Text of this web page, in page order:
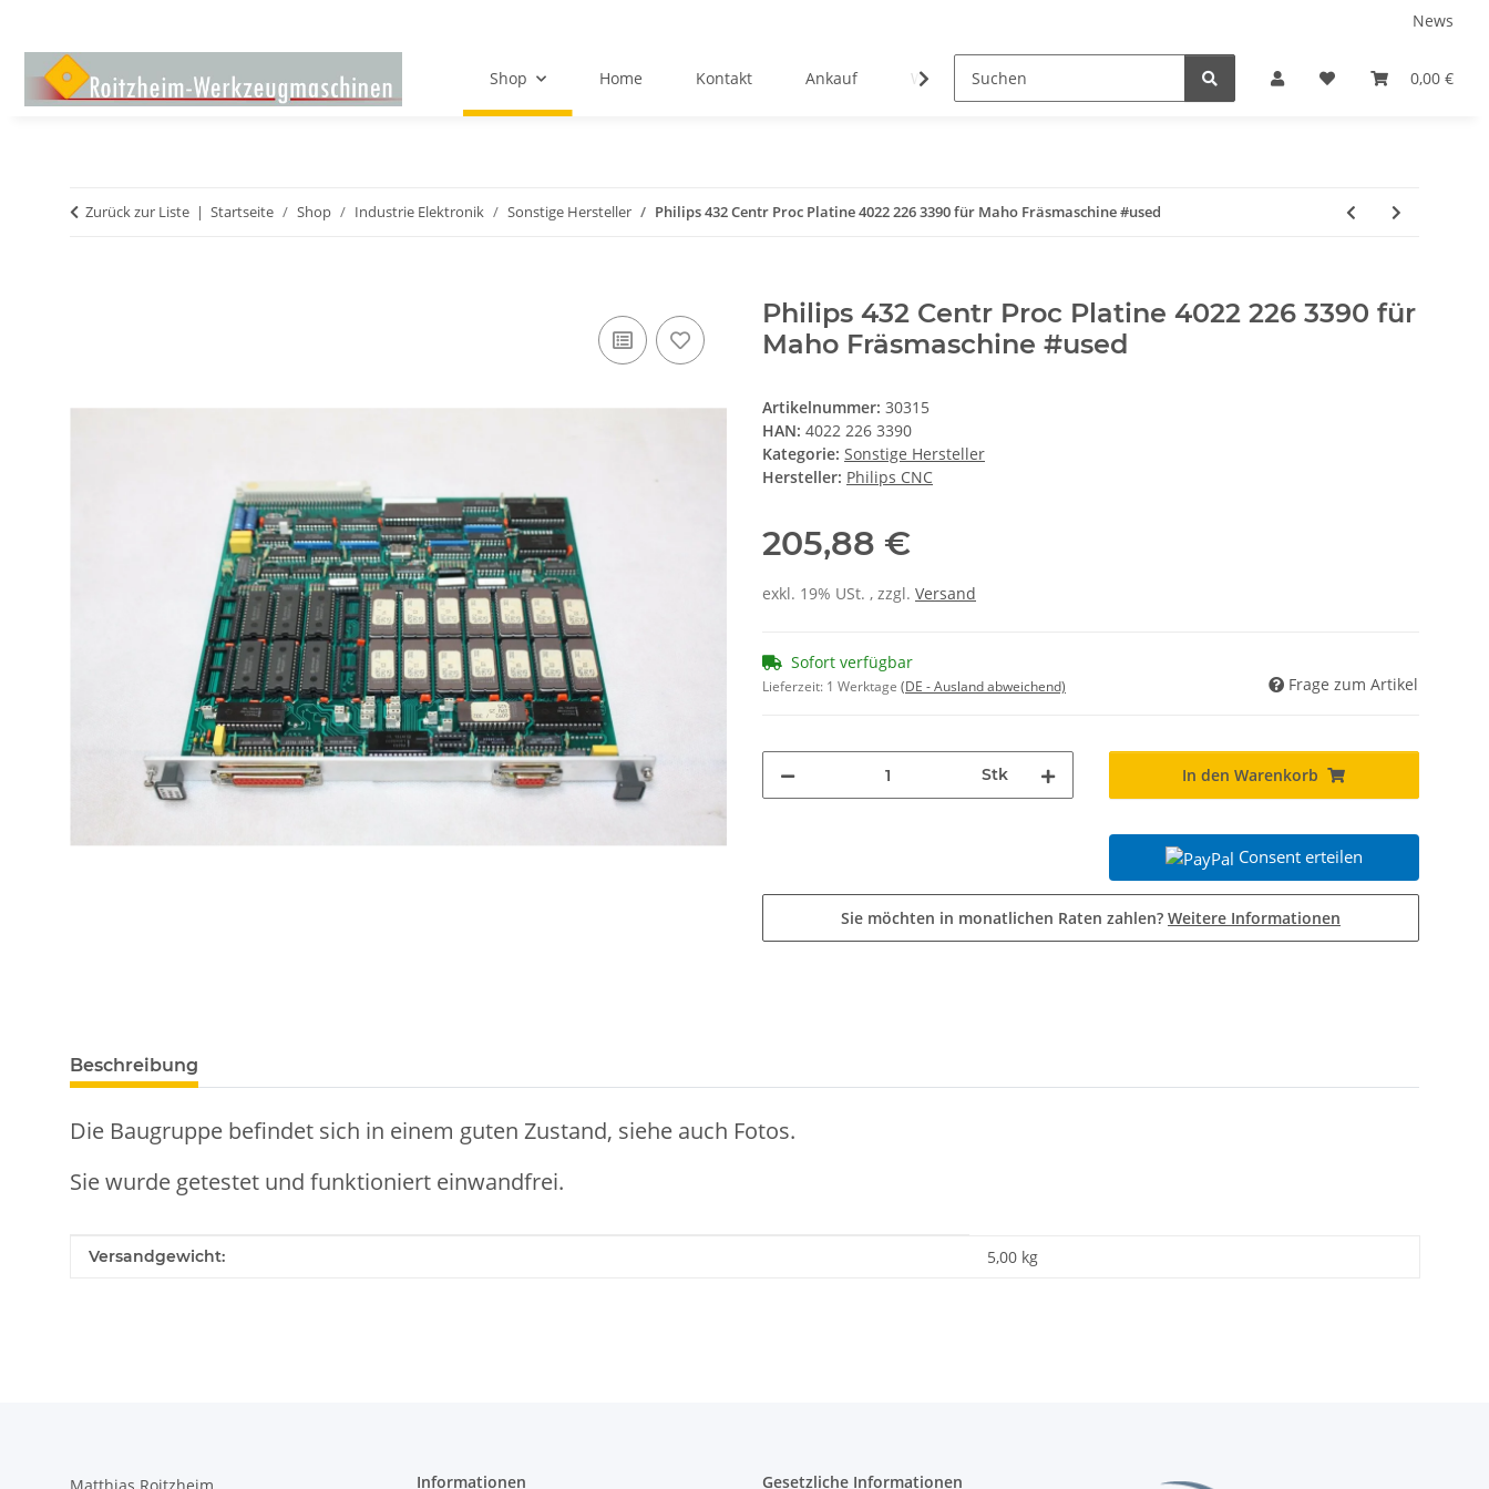
News
0,00 €
Shop Home Kontakt Ankauf Wir über uns
Zurück zur Liste Startseite Shop Industrie Elektronik Sonstige Hersteller Philips 432 Centr Proc Platine 4022 226 3390 für Maho Fräsmaschine #used
Philips 432 Centr Proc Platine 4022 226 3390 für
Maho Fräsmaschine #used
Artikelnummer: 30315
HAN: 4022 226 3390
Kategorie: Sonstige Hersteller
Hersteller: Philips CNC
205,88 €
exkl. 19% USt. , zzgl. Versand
Sofort verfügbar
Lieferzeit: 1 Werktage (DE - Ausland abweichend) Frage zum Artikel
Stk In den Warenkorb
Consent erteilen
Sie möchten in monatlichen Raten zahlen? Weitere Informationen
weitere Registerkarten anzeigen
Beschreibung
Die Baugruppe befindet sich in einem guten Zustand, siehe auch Fotos.
Sie wurde getestet und funktioniert einwandfrei.
Produkteigenschaft
Wert
Versandgewicht: 5,00 kg
Informationen Gesetzliche Informationen